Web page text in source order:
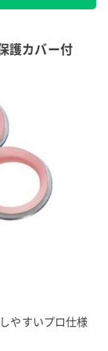
護カバー付
やすいプロ仕様